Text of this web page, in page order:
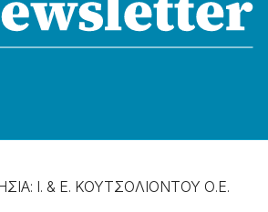
Ι. & Ε. ΚΟΥΤΣΟΛΙΟΝΤΟΥ Ο.Ε.